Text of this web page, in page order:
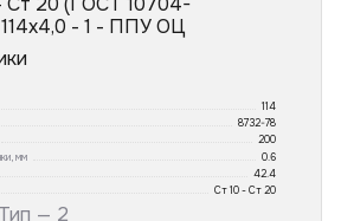
- 1 - ППУ ОЦ
114
8732-78
200
мм
0.6
42.4
Ст 10 - Ст 20
Тип — 2